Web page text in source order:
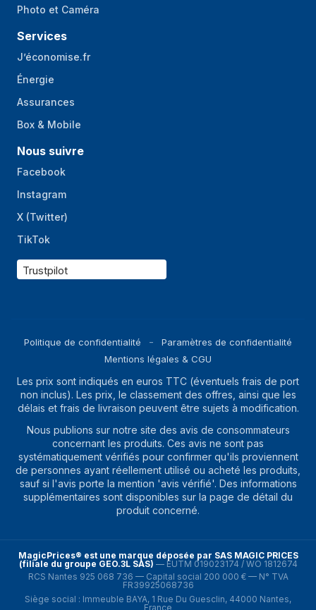
Photo et Caméra
Services
J’économise.fr
Énergie
Assurances
Box & Mobile
Nous suivre
Facebook
Instagram
X (Twitter)
TikTok
Trustpilot
Politique de confidentialité
Paramètres de confidentialité
Mentions légales & CGU
Les prix sont indiqués en euros TTC (éventuels frais de port
non inclus). Les prix, le classement des offres, ainsi que les
délais et frais de livraison peuvent être sujets à modification.
Nous publions sur notre site des avis de consommateurs
concernant les produits. Ces avis ne sont pas
systématiquement vérifiés pour confirmer qu'ils proviennent
de personnes ayant réellement utilisé ou acheté les produits,
sauf si l'avis porte la mention 'avis vérifié'. Des informations
supplémentaires sont disponibles sur la page de détail du
produit concerné.
MagicPrices® est une marque déposée par SAS MAGIC PRICES
(filiale du groupe GEO.3L SAS) — EUTM 019023174 / WO 1812674
RCS Nantes 925 068 736 — Capital social 200 000 € — N° TVA
FR39925068736
Siège social : Immeuble BAYA, 1 Rue Du Guesclin, 44000 Nantes,
France